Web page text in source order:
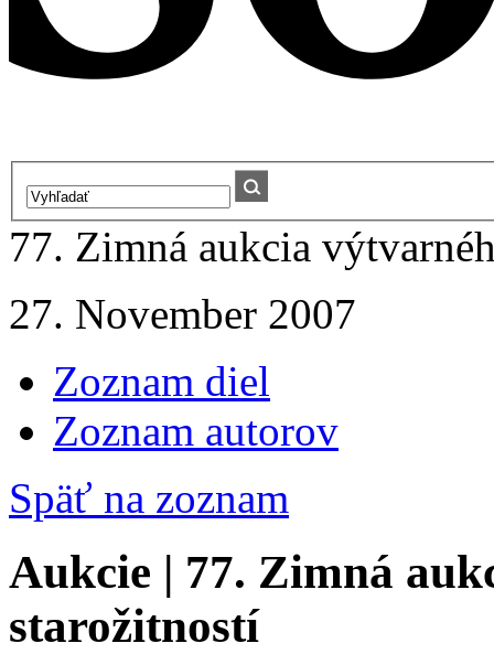
77. Zimná aukcia
27. November 2007
Zoznam diel
Zoznam autorov
Späť na zoznam
Aukcie | 77. Zimná
starožitností